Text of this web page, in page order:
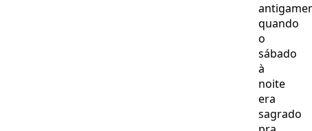
quando
o
sábado
à
noite
era
sagrado